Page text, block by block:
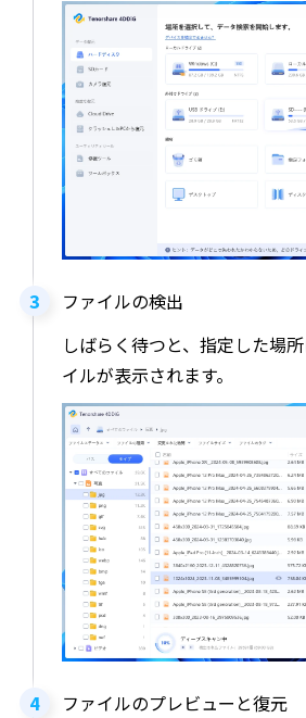
ファイルの検出
しばらく待つと、指定した場
イルが表示されます。
ファイルのプレビューと復元